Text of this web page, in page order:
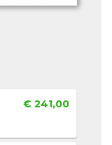
€ 241,00